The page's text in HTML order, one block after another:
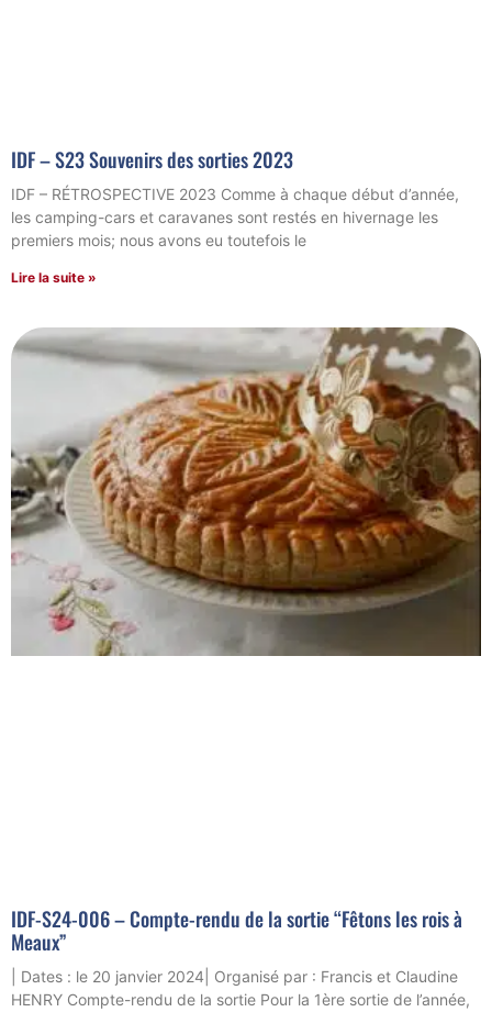
IDF – S23 Souvenirs des sorties 2023
IDF – RÉTROSPECTIVE 2023 Comme à chaque début d’année,
les camping-cars et caravanes sont restés en hivernage les
premiers mois; nous avons eu toutefois le
Lire la suite »
IDF-S24-006 – Compte-rendu de la sortie “Fêtons les rois à
Meaux”
| Dates : le 20 janvier 2024| Organisé par : Francis et Claudine
HENRY Compte-rendu de la sortie Pour la 1ère sortie de l’année,